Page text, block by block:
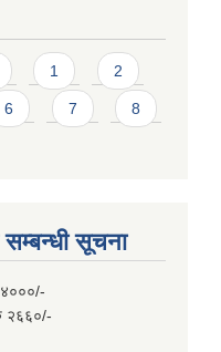
1 2
6 7
8
सम्बन्धी सूचना
४०००/-
२६६०/-